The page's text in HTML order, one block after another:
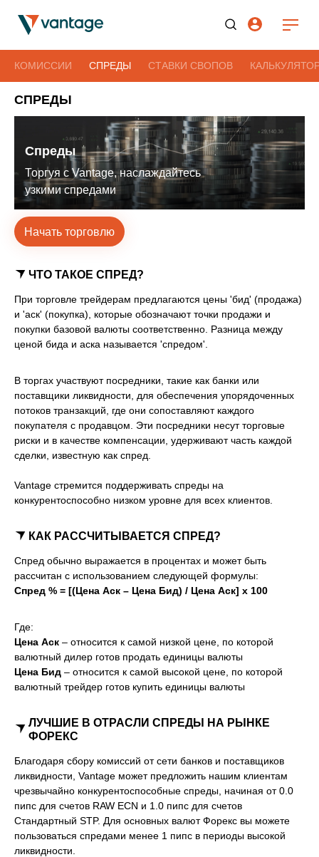
КОМИССИИ СПРЕДЫ СТАВКИ СВОПОВ
СПРЕДЫ
Спреды
Торгуя с Vantage,наслаждайтесь
узкими спредами
Начать торговлю
ЧТО ТАКОЕ СПРЕД?
При торговле трейдерам предлагаются цены 'бид' (продажа)
и 'аск' (покупка), которые обозначают точки продажи и
покупки базовой валюты соответственно. Разница между
ценой бида и аска называется 'спредом'.
В торгах участвуют посредники, такие как банки или
поставщики ликвидности, для обеспечения упорядоченных
потоков транзакций, где они сопоставляют каждого
покупателя с продавцом. Эти посредники несут торговые
риски и в качестве компенсации, удерживают часть каждой
сделки, известную как спред.
Vantage стремится поддерживать спреды на
конкурентоспособно низком уровне для всех клиентов.
КАК РАССЧИТЫВАЕТСЯ СПРЕД?
Спред обычно выражается в процентах и может быть
рассчитан с использованием следующей формулы:
Спред % = [(Цена Аск – Цена Бид) / Цена Аск] x 100
Где:
Цена Аск – относится к самой низкой цене, по которой
валютный дилер готов продать единицы валюты
Цена Бид – относится к самой высокой цене, по которой
валютный трейдер готов купить единицы валюты
ЛУЧШИЕ В ОТРАСЛИ СПРЕДЫ НА РЫНКЕ
ФОРЕКС
Благодаря сбору комиссий от сети банков и поставщиков
ликвидности, Vantage может предложить нашим клиентам
чрезвычайно конкурентоспособные спреды, начиная от 0.0
пипс для счетов RAW ECN и 1.0 пипс для счетов
Стандартный STP. Для основных валют Форекс вы можете
пользоваться спредами менее 1 пипс в периоды высокой
ликвидности.